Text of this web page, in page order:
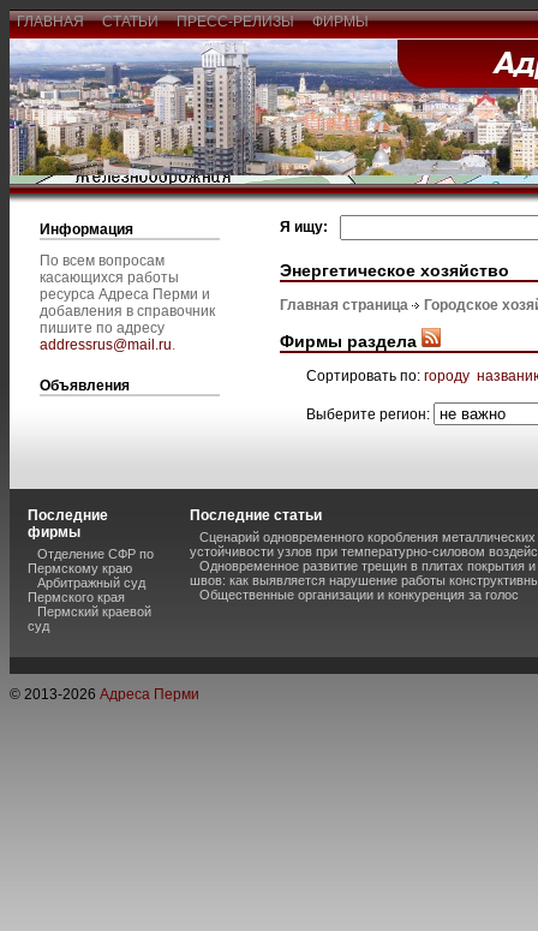
ГЛАВНАЯ СТАТЬИ ПРЕСС-РЕЛИЗЫ ФИРМЫ
Информация
По всем вопросам
касающихся работы
ресурса Адреса Перми и
добавления в справочник
пишите по адресу
addressrus@mail.ru.
Объявления
Я ищу:
Энергетическое хозяйство
Главная страница Городское
Фирмы раздела
Сортировать по: городу
Выберите регион:
Последние
фирмы
Отделение СФР по
Пермскому краю
Арбитражный суд
Пермского края
Пермский краевой
суд
Последние статьи
Сценарий одновременного коробления
устойчивости узлов при температурно-силовом
Одновременное развитие трещин в плитах покрытия
швов: как выявляется нарушение работы
Общественные организации и конкуренция за голос
© 2013-2026 Адреса Перми